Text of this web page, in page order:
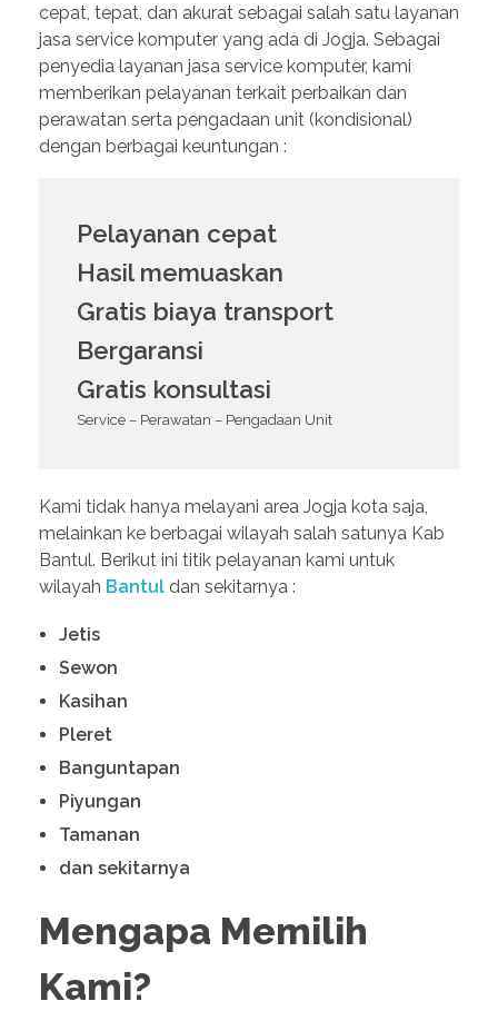
cepat, tepat, dan akurat sebagai salah satu layanan
jasa service komputer yang ada di Jogja. Sebagai
penyedia layanan jasa service komputer, kami
memberikan pelayanan terkait perbaikan dan
perawatan serta pengadaan unit (kondisional)
dengan berbagai keuntungan :
Pelayanan cepat
Hasil memuaskan
Gratis biaya transport
Bergaransi
Gratis konsultasi
Service – Perawatan – Pengadaan Unit
Kami tidak hanya melayani area Jogja kota saja,
melainkan ke berbagai wilayah salah satunya Kab
Bantul. Berikut ini titik pelayanan kami untuk
wilayah Bantul dan sekitarnya :
Jetis
Sewon
Kasihan
Pleret
Banguntapan
Piyungan
Tamanan
dan sekitarnya
Mengapa Memilih
Kami?